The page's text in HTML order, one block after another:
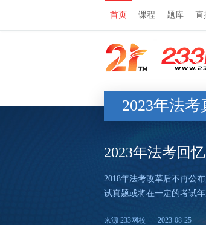
首页 课程 题库 直
2023年法
2023年法考回
2018年法考改革后不再公
试真题或将在一定的考试
来源 233网校 2023-08-25